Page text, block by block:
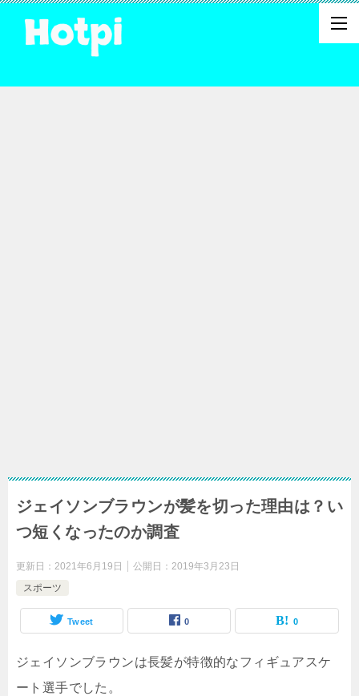
ジェイソンブラウンが髪を切った理由は？い
つ短くなったのか調査
更新日： 2021年6月19日 公開日： 2019年3月23日
スポーツ
Tweet 0 0
ジェイソンブラウンは長髪が特徴的なフィギュアスケ
ート選手でした。